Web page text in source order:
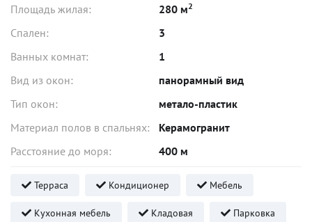
Площадь жилая: 280 м2
Спален:
3
Ванных комнат:
1
Вид из окон:
панорамный вид
Тип окон:
метало-пластик
Материал полов в спальнях:
Керамогранит
Расстояние до моря:
400 м
Терраса Кондиционер Мебель
Кухонная мебель Кладовая Парковка